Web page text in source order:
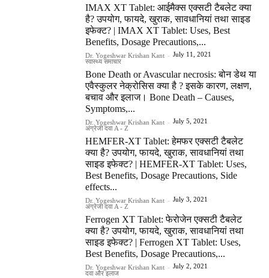
IMAX XT Tablet: आईमैक्स एक्सटी टैबलेट क्या
है? उपयोग, फायदे, खुराक, सावधानियां तथा साइड
इफेक्ट? | IMAX XT Tablet: Uses, Best
Benefits, Dosage Precautions,...
Dr. Yogeshwar Krishan Kant - July 11, 2021
स्वास्थ्य समाचार
Bone Death or Avascular necrosis: बोन डेथ या
एवैस्कुलर नेक्रोसिस क्या है ? इसके कारण, लक्षण,
बचाव और इलाज। Bone Death – Causes,
Symptoms,...
Dr. Yogeshwar Krishan Kant - July 5, 2021
अंग्रेजी दवा A - Z
HEMFER-XT Tablet: हेमफर एक्सटी टैबलेट
क्या है? उपयोग, फायदे, खुराक, सावधानियां तथा
साइड इफेक्ट? | HEMFER-XT Tablet: Uses,
Best Benefits, Dosage Precautions, Side
effects...
Dr. Yogeshwar Krishan Kant - July 3, 2021
अंग्रेजी दवा A - Z
Ferrogen XT Tablet: फेरोजेन एक्सटी टैबलेट
क्या है? उपयोग, फायदे, खुराक, सावधानियां तथा
साइड इफेक्ट? | Ferrogen XT Tablet: Uses,
Best Benefits, Dosage Precautions,...
Dr. Yogeshwar Krishan Kant - July 2, 2021
दवा और इलाज